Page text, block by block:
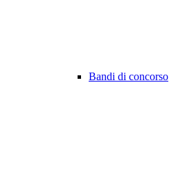
Bandi di concorso